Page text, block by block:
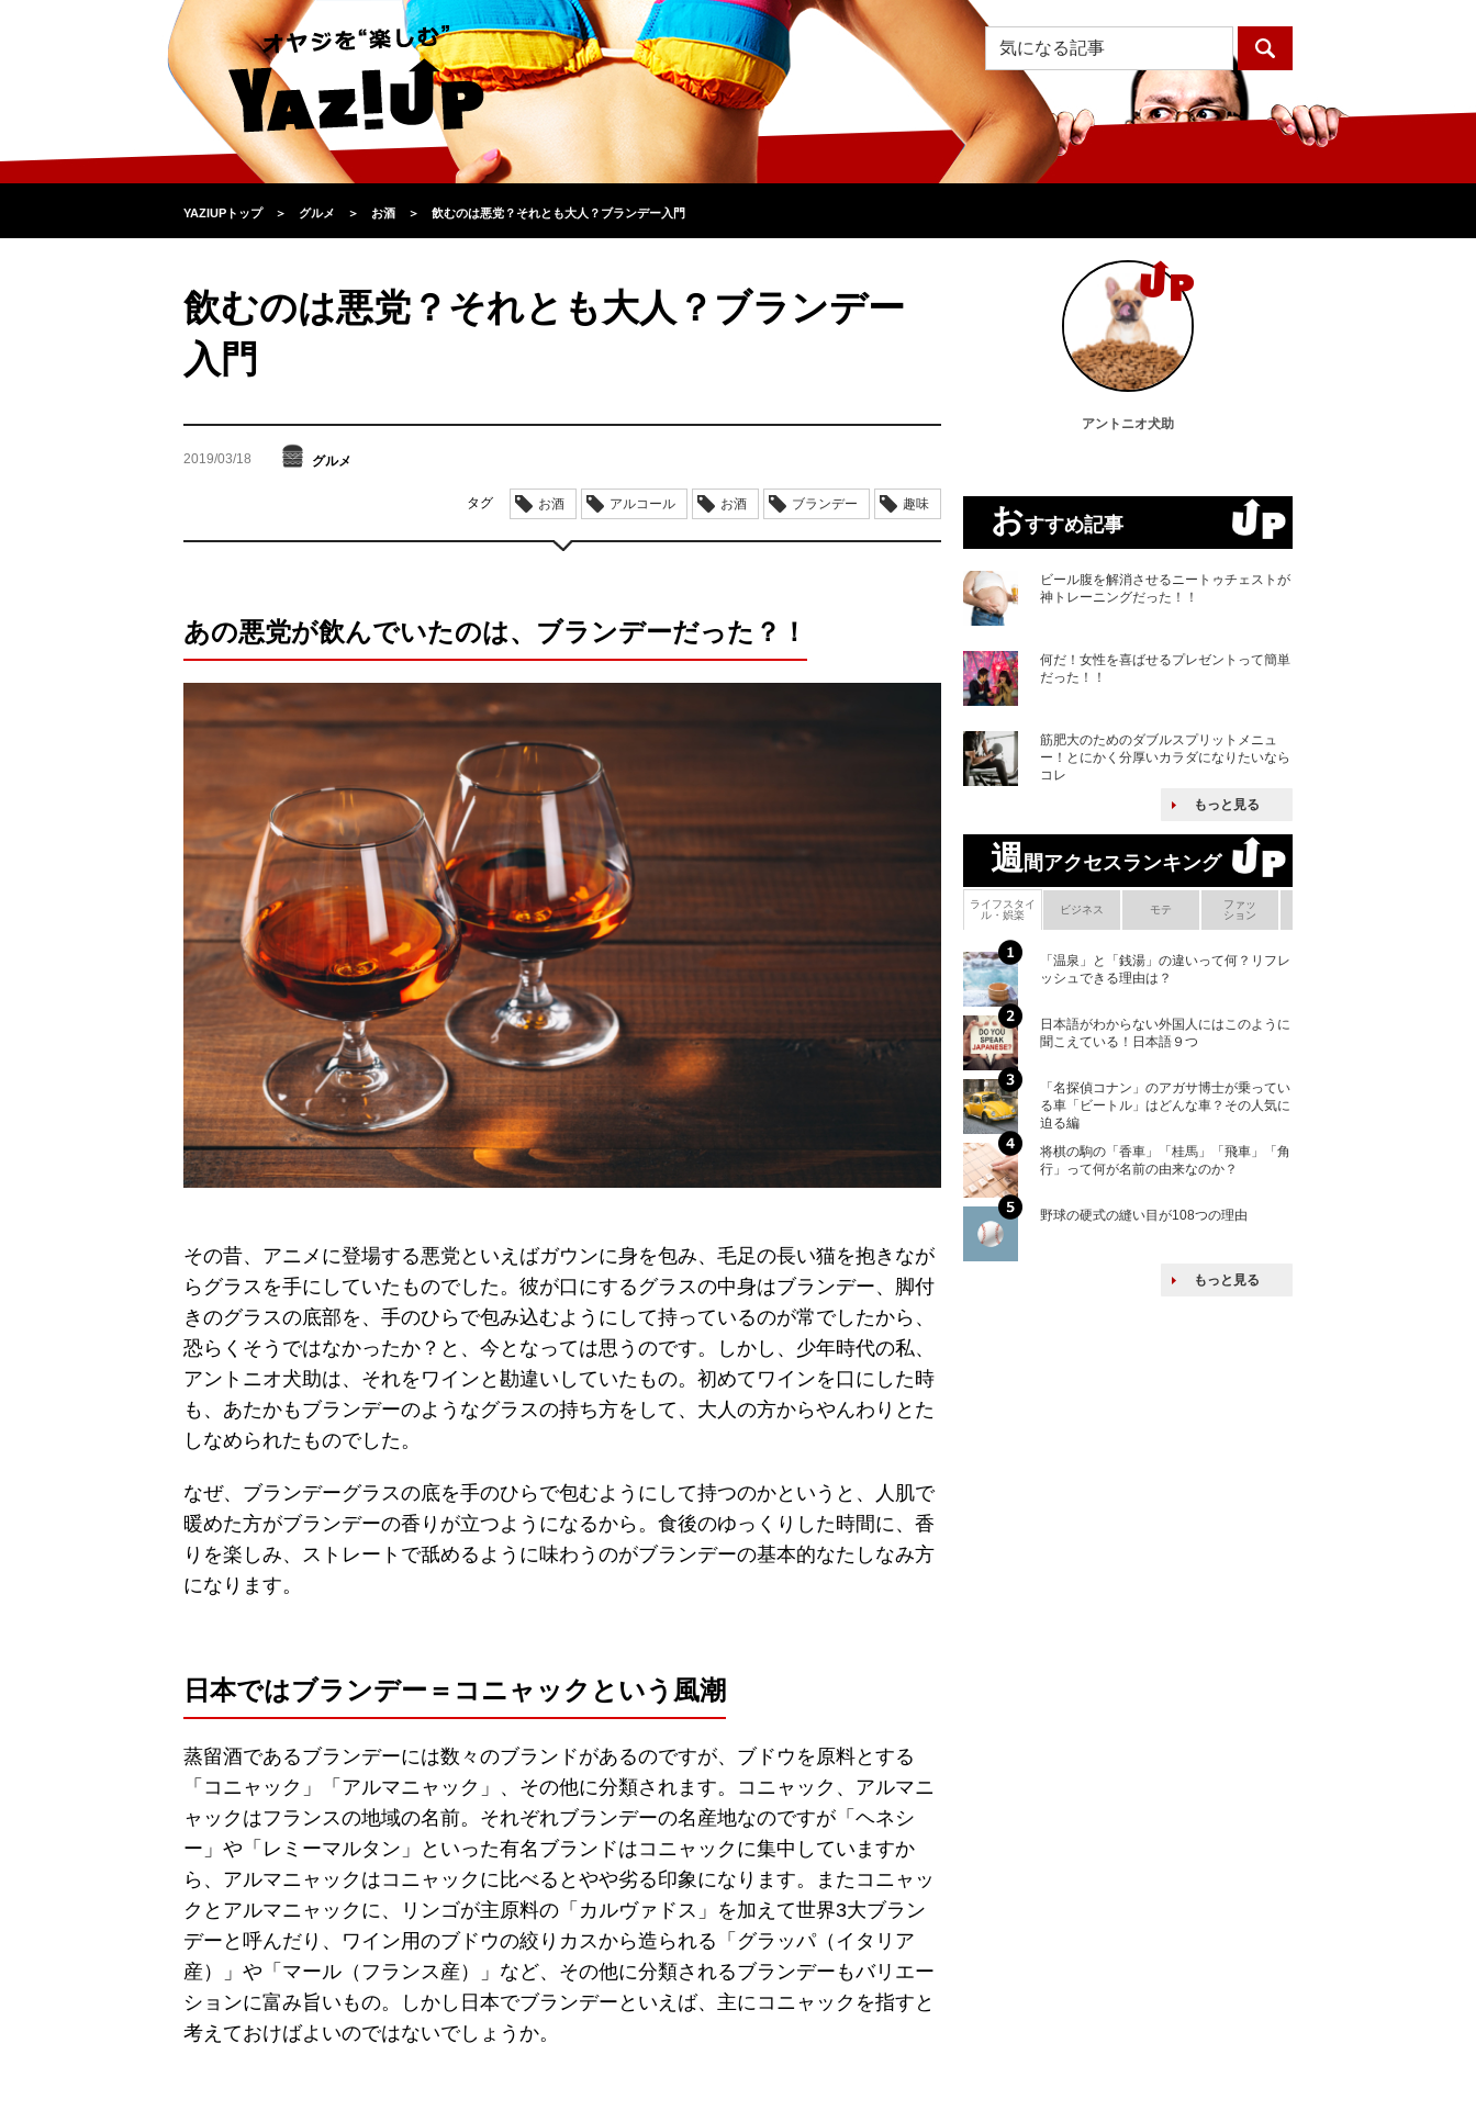
YAZIUPトップ ＞ グルメ ＞ お酒 ＞ 飲むのは悪党？それとも大人？ブランデー入門
飲むのは悪党？それとも大人？ブランデー
入門
2019/03/18 グルメ
タグ お酒 アルコール お酒 ブランデー 趣味
あの悪党が飲んでいたのは、ブランデーだった？！
その昔、アニメに登場する悪党といえばガウンに身を包み、毛足の長い猫を抱きなが
らグラスを手にしていたものでした。彼が口にするグラスの中身はブランデー、脚付
きのグラスの底部を、手のひらで包み込むようにして持っているのが常でしたから、
恐らくそうではなかったか？と、今となっては思うのです。しかし、少年時代の私、
アントニオ犬助は、それをワインと勘違いしていたもの。初めてワインを口にした時
も、あたかもブランデーのようなグラスの持ち方をして、大人の方からやんわりとた
しなめられたものでした。
なぜ、ブランデーグラスの底を手のひらで包むようにして持つのかというと、人肌で
暖めた方がブランデーの香りが立つようになるから。食後のゆっくりした時間に、香
りを楽しみ、ストレートで舐めるように味わうのがブランデーの基本的なたしなみ方
になります。
日本ではブランデー＝コニャックという風潮
蒸留酒であるブランデーには数々のブランドがあるのですが、ブドウを原料とする
「コニャック」「アルマニャック」、その他に分類されます。コニャック、アルマニ
ャックはフランスの地域の名前。それぞれブランデーの名産地なのですが「ヘネシ
ー」や「レミーマルタン」といった有名ブランドはコニャックに集中していますか
ら、アルマニャックはコニャックに比べるとやや劣る印象になります。またコニャッ
クとアルマニャックに、リンゴが主原料の「カルヴァドス」を加えて世界3大ブラン
デーと呼んだり、ワイン用のブドウの絞りカスから造られる「グラッパ（イタリア
産）」や「マール（フランス産）」など、その他に分類されるブランデーもバリエー
ションに富み旨いもの。しかし日本でブランデーといえば、主にコニャックを指すと
考えておけばよいのではないでしょうか。
アントニオ犬助
おすすめ記事
ビール腹を解消させるニートゥチェストが
神トレーニングだった！！
何だ！女性を喜ばせるプレゼントって簡単
だった！！
筋肥大のためのダブルスプリットメニュ
ー！とにかく分厚いカラダになりたいなら
コレ
もっと見る
週間アクセスランキング
ライフスタイ
ル・娯楽
ビジネス モテ
ファッ
ション
「温泉」と「銭湯」の違いって何？リフレ
ッシュできる理由は？
日本語がわからない外国人にはこのように
聞こえている！日本語９つ
「名探偵コナン」のアガサ博士が乗ってい
る車「ビートル」はどんな車？その人気に
迫る編
将棋の駒の「香車」「桂馬」「飛車」「角
行」って何が名前の由来なのか？
野球の硬式の縫い目が108つの理由
もっと見る